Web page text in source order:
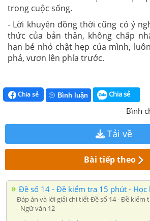
trong cuộc sống.
- Lời khuyên đồng thời cũng có ý
thức của bản thân, không chấp
hạn bé nhỏ chật hẹp của mình,
phá, vươn lên phía trước.
Chia sẻ Bình luận Chia sẻ
Bình
Tải về
Bài tiếp theo
Đề số 14 - Đề kiểm tra 15 phút - Học
Đáp án và lời giải chi tiết Đề số 14 - Đề kiểm
- Ngữ văn 12